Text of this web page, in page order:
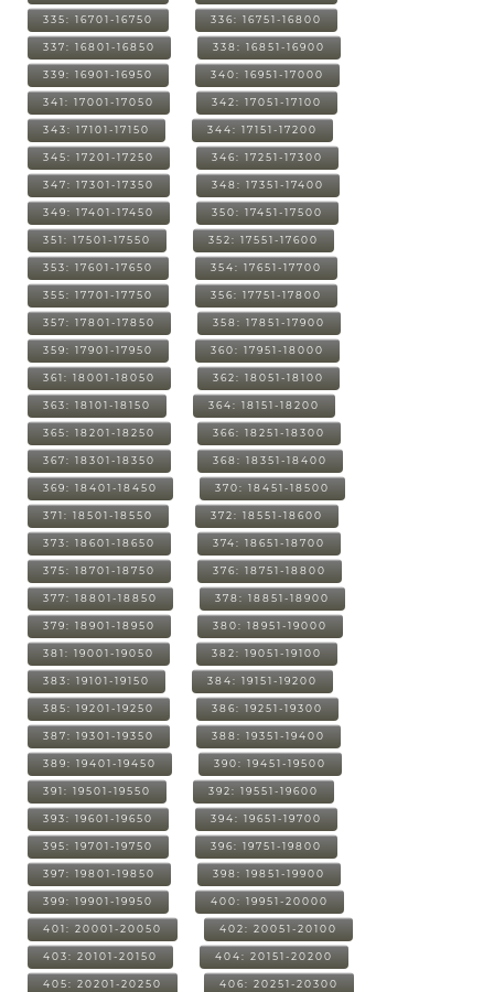
335: 16701-16750 336: 16751-16800
337: 16801-16850 338: 16851-16900
339: 16901-16950 340: 16951-17000
341: 17001-17050 342: 17051-17100
343: 17101-17150 344: 17151-17200
345: 17201-17250 346: 17251-17300
347: 17301-17350 348: 17351-17400
349: 17401-17450 350: 17451-17500
351: 17501-17550 352: 17551-17600
353: 17601-17650 354: 17651-17700
355: 17701-17750 356: 17751-17800
357: 17801-17850 358: 17851-17900
359: 17901-17950 360: 17951-18000
361: 18001-18050 362: 18051-18100
363: 18101-18150 364: 18151-18200
365: 18201-18250 366: 18251-18300
367: 18301-18350 368: 18351-18400
369: 18401-18450 370: 18451-18500
371: 18501-18550 372: 18551-18600
373: 18601-18650 374: 18651-18700
375: 18701-18750 376: 18751-18800
377: 18801-18850 378: 18851-18900
379: 18901-18950 380: 18951-19000
381: 19001-19050 382: 19051-19100
383: 19101-19150 384: 19151-19200
385: 19201-19250 386: 19251-19300
387: 19301-19350 388: 19351-19400
389: 19401-19450 390: 19451-19500
391: 19501-19550 392: 19551-19600
393: 19601-19650 394: 19651-19700
395: 19701-19750 396: 19751-19800
397: 19801-19850 398: 19851-19900
399: 19901-19950 400: 19951-20000
401: 20001-20050 402: 20051-20100
403: 20101-20150 404: 20151-20200
405: 20201-20250 406: 20251-20300